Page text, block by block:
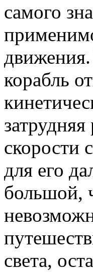
самого
корабль
скорости
для его
большой,
света,